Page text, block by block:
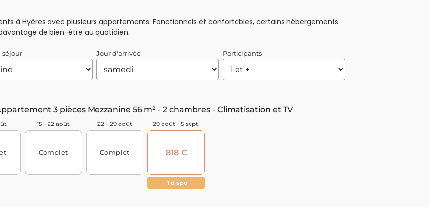
à Hyères avec plusieursappartements. Fonctionnels et confortables, certains hébergements
de bien-être au quotidien.